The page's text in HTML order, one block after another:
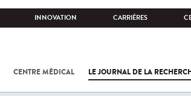
INNOVATION CARRIÈRES
CENTRE MÉDICAL LE JOURNAL DE LA